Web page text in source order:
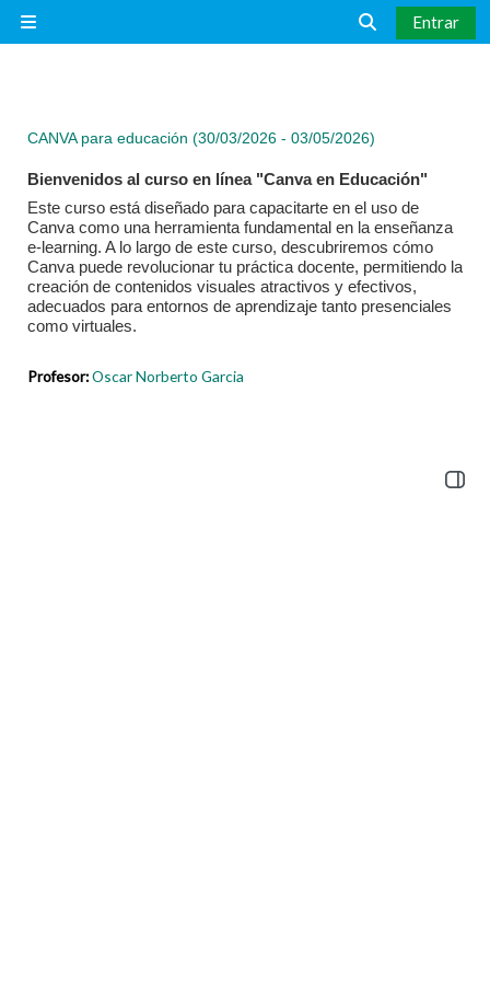
Selector de
Entrar
Abrir
CANVA para educación (30/03/2026 - 03/05/2026)
Bienvenidos al curso en línea "Canva en Educación"
Este curso está diseñado para capacitarte en el uso de
Canva como una herramienta fundamental en la enseñanza
e-learning. A lo largo de este curso, descubriremos cómo
Canva puede revolucionar tu práctica docente, permitiendo la
creación de contenidos visuales atractivos y efectivos,
adecuados para entornos de aprendizaje tanto presenciales
como virtuales.
Profesor:Oscar Norberto Garcia